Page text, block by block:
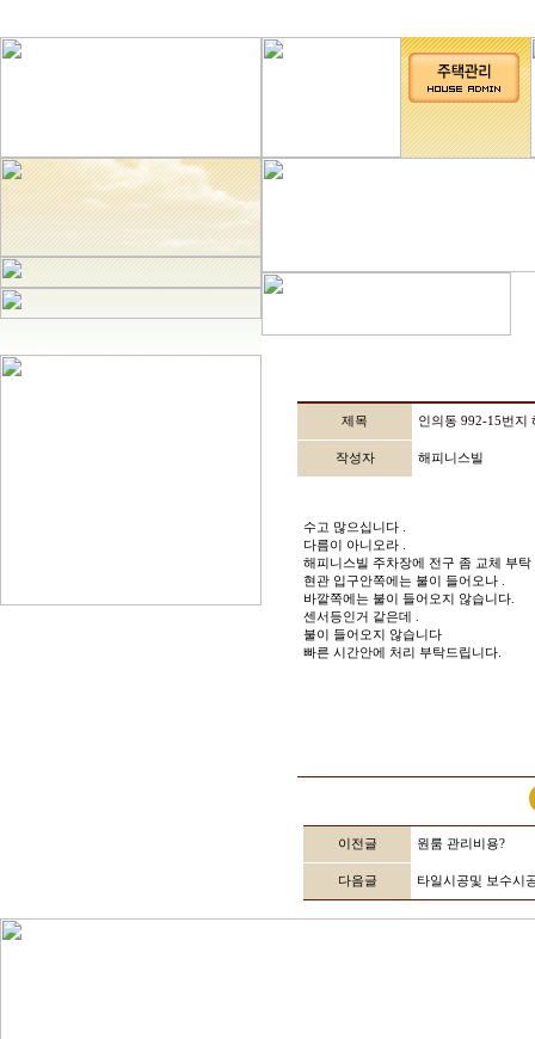
제목 인의동 992-15번지
작성자 해피니스빌
수고 많으십니다 .
다름이 아니오라 .
해피니스빌 주차장에 전구 좀 교체 부탁
현관 입구안쪽에는 불이 들어오나 .
바깥쪽에는 불이 들어오지 않습니다.
센서등인거 같은데 .
불이 들어오지 않습니다
빠른 시간안에 처리 부탁드립니다.
이전글 원룸 관리비용?
다음글 타일시공및 보수시